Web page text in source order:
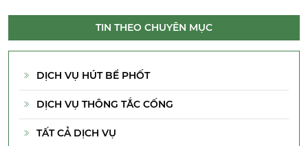
TIN THEO CHUYÊN MỤC
DỊCH VỤ HÚT BỂ PHỐT
DỊCH VỤ THÔNG TẮC CỐNG
TẤT CẢ DỊCH VỤ